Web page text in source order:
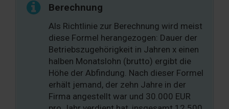
Berechnung
Als Richtlinie zur Berechnung wird meist
diese Formel herangezogen: Dauer der
Betriebszugehörigkeit in Jahren x einen
halben Monatslohn (brutto) ergibt die
Höhe der Abfindung. Nach dieser Formel
erhält jemand, der zehn Jahre in der
Firma angestellt war und 30.000 EUR